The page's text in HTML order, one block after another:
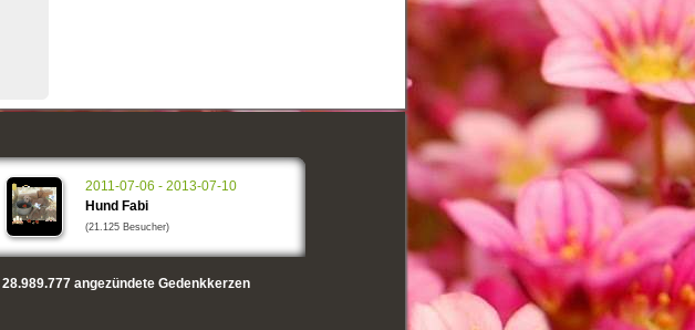
2011-07-06 - 2013-07-10
Hund Fabi
(21.125 Besucher)
28.989.777angezündete Gedenkkerzen